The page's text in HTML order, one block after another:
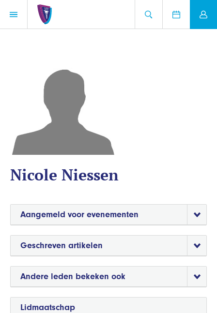
Lidmaatschap
Nicole Niessen
Aangemeld voor evenementen
Geschreven artikelen
Andere leden bekeken ook